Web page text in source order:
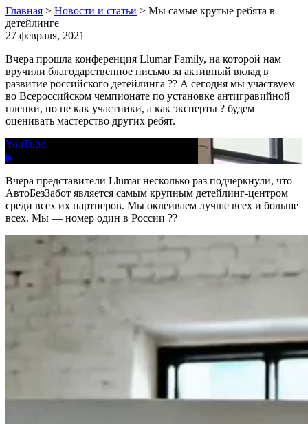
Главная > Новости и статьи > Мы самые крутые ребята в
детейлинге
27 февраля, 2021
Вчера прошла конференция Llumar Family, на которой нам
вручили благодарственное письмо за активный вклад в
развитие российского детейлинга ?? А сегодня мы участвуем
во Всероссийском чемпионате по установке антигравийной
пленки, но не как участники, а как эксперты ? будем
оценивать мастерство других ребят.
YouTube
▶
Вчера представители Llumar несколько раз подчеркнули, что
АвтоБезЗабот является самым крупным детейлинг-центром
среди всех их партнеров. Мы оклеиваем лучше всех и больше
всех. Мы — номер один в России ??